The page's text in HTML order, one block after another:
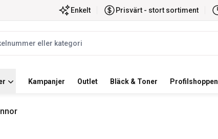
Snabb leverans
Enkelt Prisvärt - stort sortiment
Kampanjer Outlet Bläck & Toner Profilshoppen